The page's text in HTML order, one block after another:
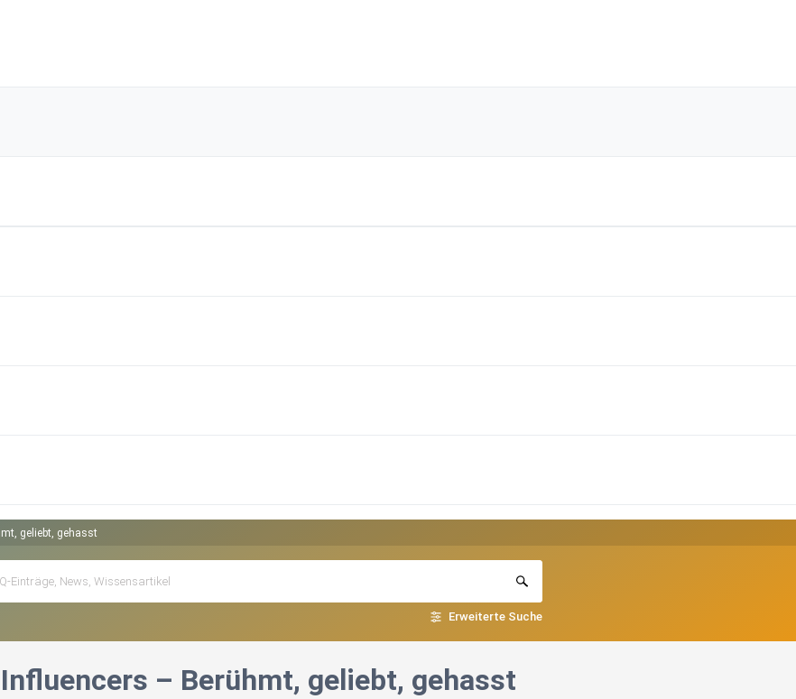
geliebt, gehasst
Erweiterte Suche
– Berühmt, geliebt, gehasst